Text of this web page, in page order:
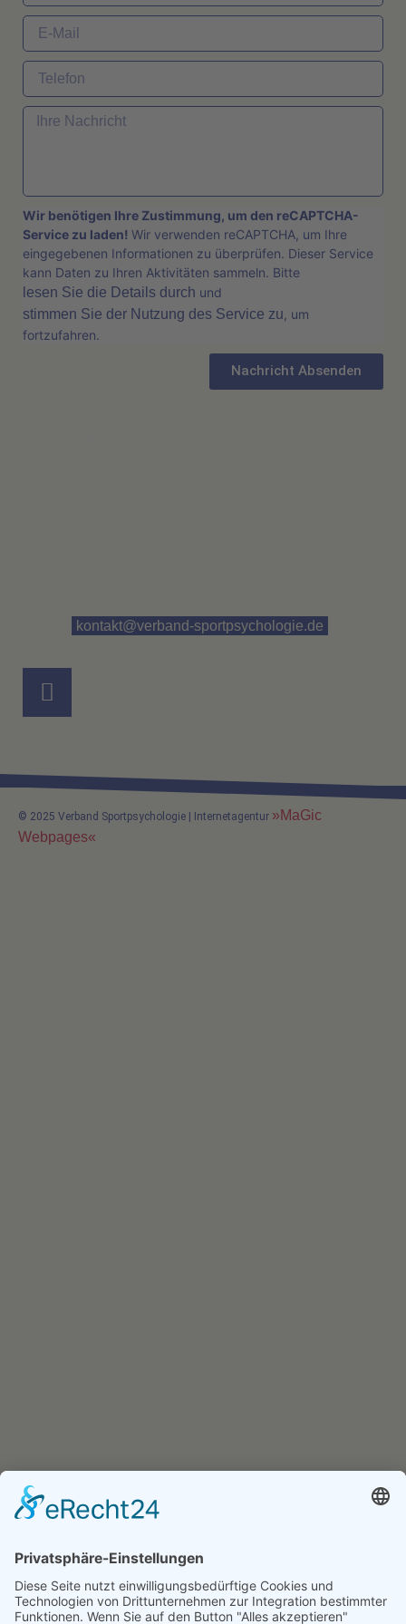
Wir benötigen Ihre Zustimmung, um den reCAPTCHA-
Service zu laden! Wir verwenden reCAPTCHA, um Ihre
eingegebenen Informationen zu überprüfen. Dieser Service
kann Daten zu Ihren Aktivitäten sammeln. Bitte
lesen Sie die Details durch und
stimmen Sie der Nutzung des Service zu , um
fortzufahren.
Nachricht Absenden
kontakt@verband-sportpsychologie.de
© 2025 Verband Sportpsychologie | Internetagentur »MaGic
Webpages«